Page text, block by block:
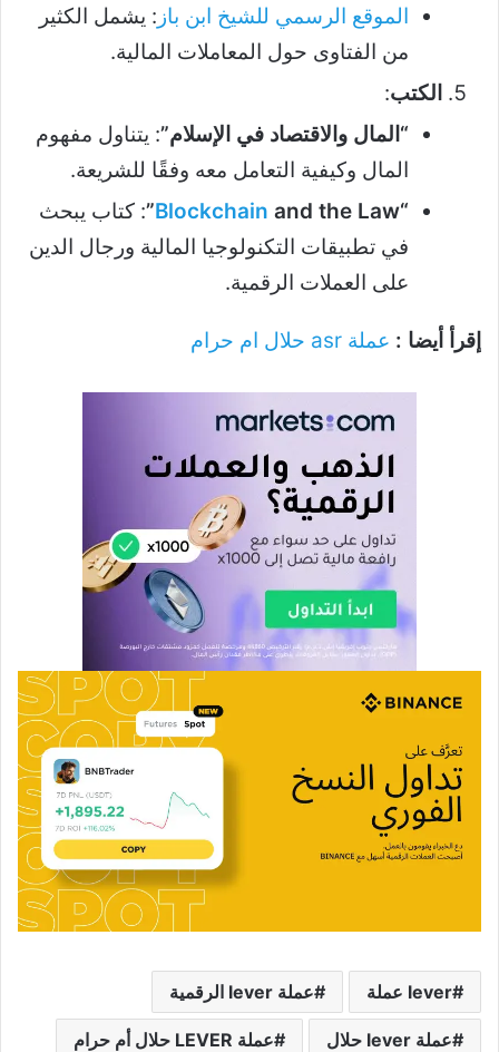
الموقع الرسمي للشيخ ابن باز : يشمل الكثير
من الفتاوى حول المعاملات المالية.
الكتب:
“المال والاقتصاد في الإسلام”: يتناول مفهوم
المال وكيفية التعامل معه وفقًا للشريعة.
“
Blockchain and the Law”
: كتاب يبحث
في تطبيقات التكنولوجيا المالية ورجال الدين
على العملات الرقمية.
إقرأ أيضا : عملة asr حلال ام حرام
lever عملة عملة lever الرقمية
عملة lever حلال عملة LEVER حلال أم حرام